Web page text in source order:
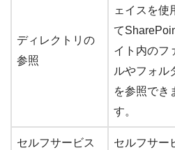
ディレクトリの
参照
ェイスを使
て
イト内のフ
ルやフォル
を参照でき
す。
セルフサービス
セルフサー